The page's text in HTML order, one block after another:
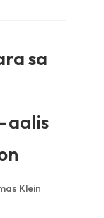
sa
aalis
Klein